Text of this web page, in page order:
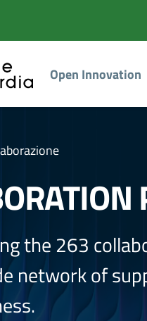
Open Innovation
the 263
network of